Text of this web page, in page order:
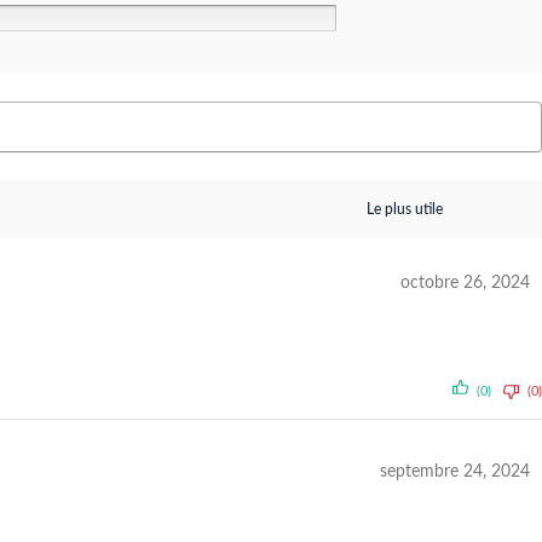
octobre 26, 2024
(0) (0)
septembre 24, 2024